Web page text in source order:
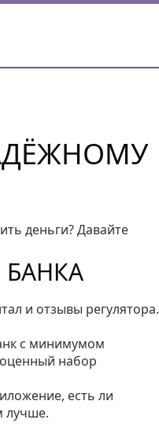
деньги? Давайте
и отзывы регулятора.
с минимумом
набор
есть ли
лучше.